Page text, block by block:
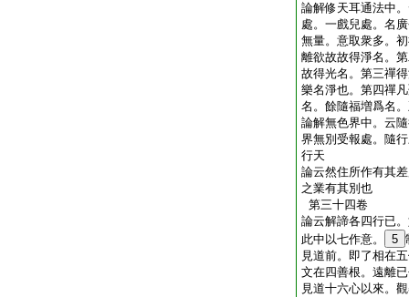
論解修天耳通法中
處。一戲兒處。名
無量。意取衆多。
離欲故故得淨名。
故得光名。第三禪
樂名淨也。第四禪
名。餘隨福増爲名
論解無色界中。云
界無別受報處。隨
行天
論云然住所作有其
之業有其別也
第三十四卷
論云解諦各四行已
此中以七作意。
5
見道前。即了相在
文在四善根。遠離
見道十六心以來。